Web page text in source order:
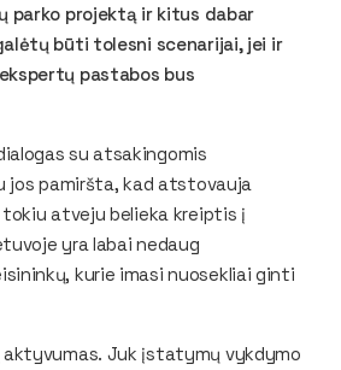
parko projektą ir kitus dabar
būti tolesni scenarijai, jei ir
pastabos bus
su atsakingomis
jos pamiršta, kad atstovauja
atveju belieka kreiptis į
yra labai nedaug
kurie imasi nuosekliai ginti
aktyvumas. Juk įstatymų vykdymo